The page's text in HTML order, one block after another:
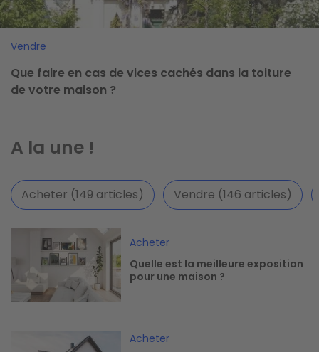
Vendre
Que faire en cas de vices cachés dans la toiture
de votre maison ?
A la une !
Acheter (149 articles) Vendre (146 articles)
Image
Acheter
Quelle est la meilleure exposition
pour une maison ?
Acheter